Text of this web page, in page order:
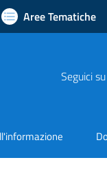
Aree Tematiche
Seguici su